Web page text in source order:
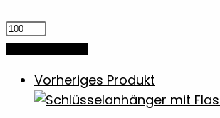
Flaschenöffner/Schlüsselanhänger
Menge
Vorheriges Produkt